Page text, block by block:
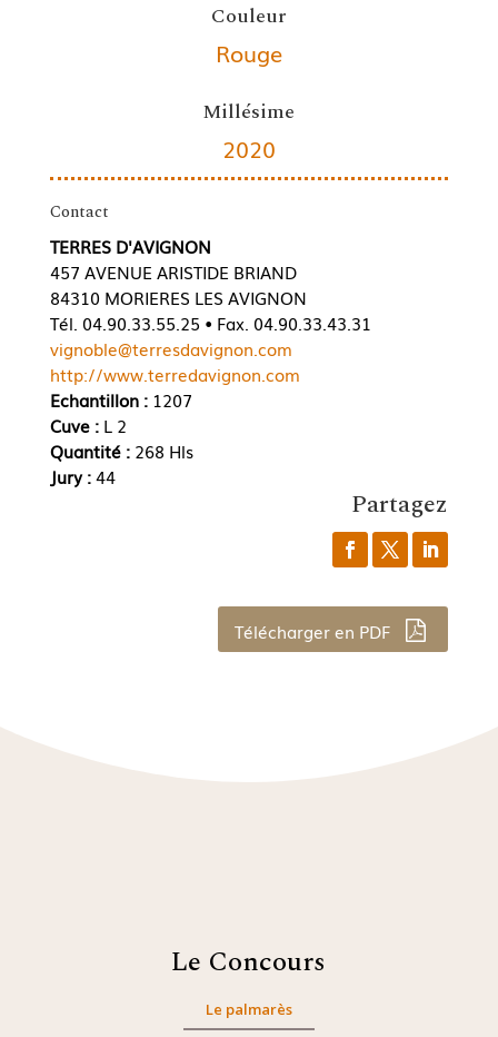
Couleur
Rouge
Millésime
2020
Contact
TERRES D'AVIGNON
457 AVENUE ARISTIDE BRIAND
84310 MORIERES LES AVIGNON
Tél. 04.90.33.55.25 • Fax. 04.90.33.43.31
vignoble@terresdavignon.com
http://www.terredavignon.com
Echantillon :1207
Cuve : L 2
Quantité : 268 Hls
Jury :44
Partagez
Télécharger en PDF
Le Concours
Le palmarès